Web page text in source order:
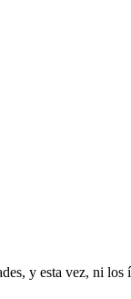
y esta vez, ni